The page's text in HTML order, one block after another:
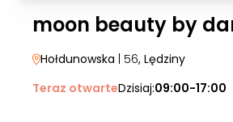
moon beauty by
Hołdunowska | 56, Lędziny
Teraz otwarteDzisiaj:09:00-17:00